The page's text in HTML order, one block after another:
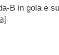
B in gola e